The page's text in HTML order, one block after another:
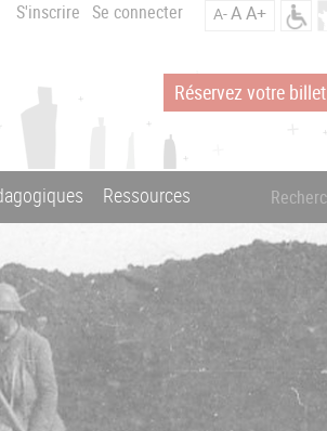
S'inscrire Se connecter A-AA+
Réservez votre billet
Ressources